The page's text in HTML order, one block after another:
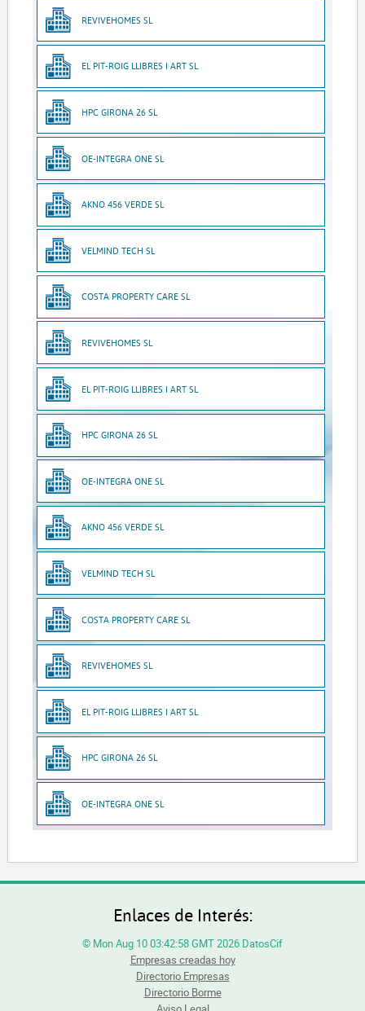
REVIVEHOMES SL
EL PIT-ROIG LLIBRES I ART SL
HPC GIRONA 26 SL
OE-INTEGRA ONE SL
AKNO 456 VERDE SL
VELMIND TECH SL
COSTA PROPERTY CARE SL
REVIVEHOMES SL
EL PIT-ROIG LLIBRES I ART SL
HPC GIRONA 26 SL
OE-INTEGRA ONE SL
AKNO 456 VERDE SL
VELMIND TECH SL
COSTA PROPERTY CARE SL
REVIVEHOMES SL
EL PIT-ROIG LLIBRES I ART SL
HPC GIRONA 26 SL
OE-INTEGRA ONE SL
Enlaces de Interés:
© Mon Aug 10 03:42:58 GMT 2026 DatosCif
Empresas creadas hoy
Directorio Empresas
Directorio Borme